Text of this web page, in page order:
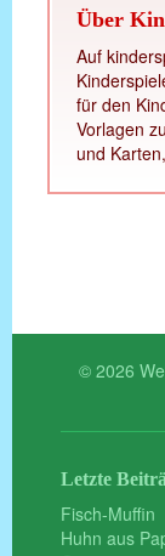
Über
Auf
für den
Vorlagen
und
© 2026
Letzte
Fisch-Muffin
Huhn aus